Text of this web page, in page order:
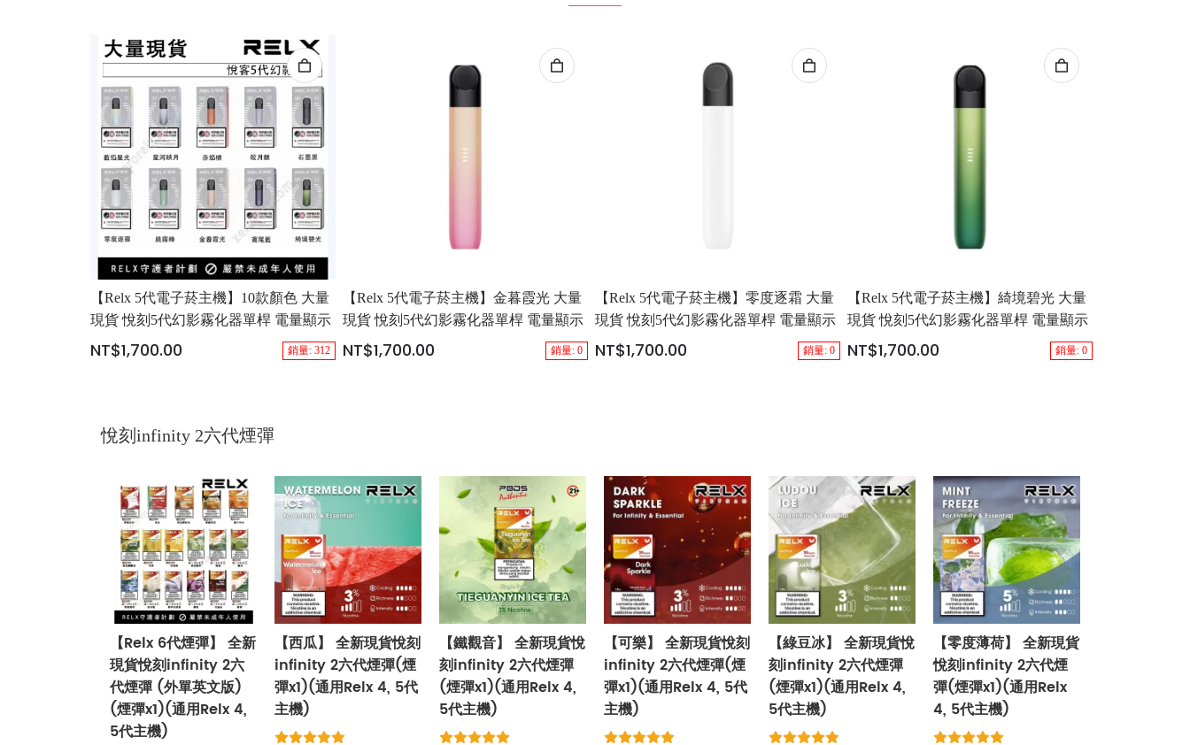
【Relx 5代電子菸主機】10款顏色 大量
現貨 悅刻5代幻影霧化器單桿 電量顯示
NT$1,700.00 銷量: 312
【Relx 5代電子菸主機】金暮霞光 大量
現貨 悅刻5代幻影霧化器單桿 電量顯示
NT$1,700.00 銷量: 0
【Relx 5代電子菸主機】零度逐霜 大量
現貨 悅刻5代幻影霧化器單桿 電量顯示
NT$1,700.00 銷量: 0
【Relx 5代電子菸主機】綺境碧光 大量
現貨 悅刻5代幻影霧化器單桿 電量顯示
NT$1,700.00 銷量: 0
悅刻infinity 2六代煙彈
【Relx 6代煙彈】 全新
現貨悅刻infinity 2六
代煙彈 (外單英文版)
(煙彈x1)(通用Relx 4,
5代主機)
【西瓜】 全新現貨悅刻
infinity 2六代煙彈(煙
彈x1)(通用Relx 4, 5代
主機)
【鐵觀音】 全新現貨悅
刻infinity 2六代煙彈
(煙彈x1)(通用Relx 4,
5代主機)
【可樂】 全新現貨悅刻
infinity 2六代煙彈(煙
彈x1)(通用Relx 4, 5代
主機)
【綠豆冰】 全新現貨悅
刻infinity 2六代煙彈
(煙彈x1)(通用Relx 4,
5代主機)
【零度薄荷】 全新現貨
悅刻infinity 2六代煙
彈(煙彈x1)(通用Relx
4, 5代主機)